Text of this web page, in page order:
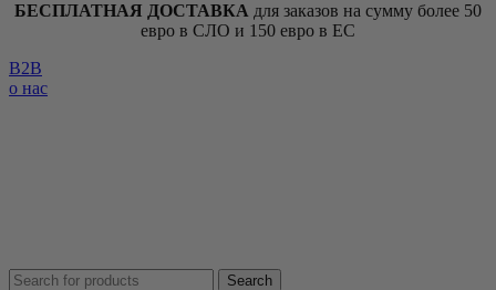
БЕСПЛАТНАЯ ДОСТАВКА для заказов на сумму более 50
евро в СЛО и 150 евро в ЕС
B2B
о нас
Search